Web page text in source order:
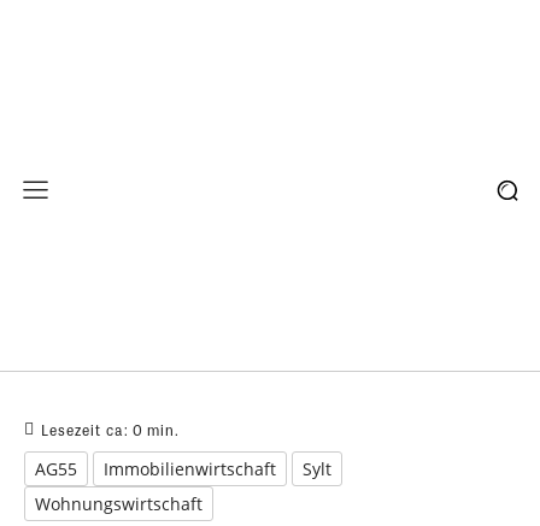
Lesezeit ca: 0 min.
AG55 Immobilienwirtschaft
Sylt
Wohnungswirtschaft